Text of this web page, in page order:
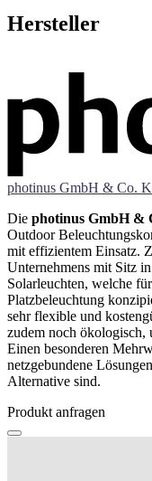
Hersteller
photinus GmbH & Co.
Die photinus GmbH &
Outdoor
mit effizientem Einsatz.
Unternehmens mit Sitz
Solarleuchten, welche
Platzbeleuchtung
sehr flexible und
zudem noch ökologisch,
Einen besonderen
netzgebundene
Alternative sind.
Produkt anfragen